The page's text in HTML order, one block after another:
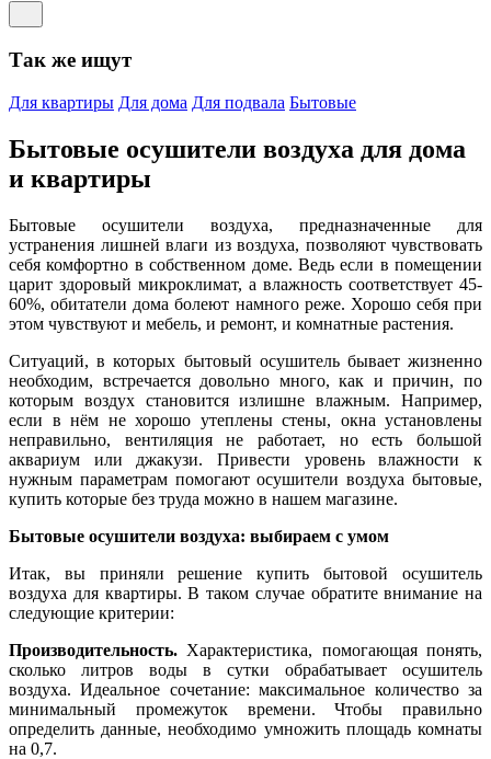
Так же ищут
Для квартиры Для дома Для подвала Бытовые
Бытовые осушители воздуха для дома
и квартиры
Бытовые осушители воздуха, предназначенные для
устранения лишней влаги из воздуха, позволяют чувствовать
себя комфортно в собственном доме. Ведь если в помещении
царит здоровый микроклимат, а влажность соответствует 45-
60%, обитатели дома болеют намного реже. Хорошо себя при
этом чувствуют и мебель, и ремонт, и комнатные растения.
Ситуаций, в которых бытовый осушитель бывает жизненно
необходим, встречается довольно много, как и причин, по
которым воздух становится излишне влажным. Например,
если в нём не хорошо утеплены стены, окна установлены
неправильно, вентиляция не работает, но есть большой
аквариум или джакузи. Привести уровень влажности к
нужным параметрам помогают осушители воздуха бытовые,
купить которые без труда можно в нашем магазине.
Бытовые осушители воздуха: выбираем с умом
Итак, вы приняли решение купить бытовой осушитель
воздуха для квартиры. В таком случае обратите внимание на
следующие критерии:
Производительность. Характеристика, помогающая понять,
сколько литров воды в сутки обрабатывает осушитель
воздуха. Идеальное сочетание: максимальное количество за
минимальный промежуток времени. Чтобы правильно
определить данные, необходимо умножить площадь комнаты
на 0,7.